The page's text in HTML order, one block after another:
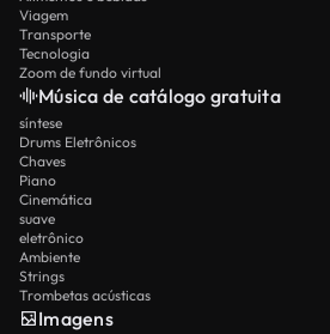
Viagem
Transporte
Tecnologia
Zoom de fundo virtual
Música de catálogo gratuita
síntese
Drums Eletrônicos
Chaves
Piano
Cinemática
suave
eletrônico
Ambiente
Strings
Trombetas acústicas
Imagens